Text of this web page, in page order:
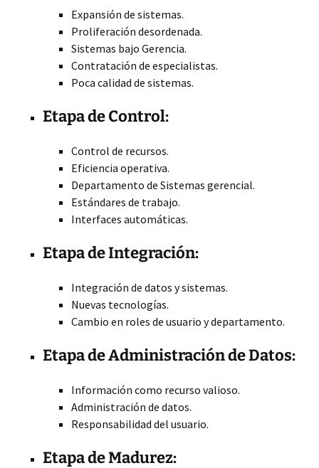
Expansión de sistemas.
Proliferación desordenada.
Sistemas bajo Gerencia.
Contratación de especialistas.
Poca calidad de sistemas.
Etapa de Control:
Control de recursos.
Eficiencia operativa.
Departamento de Sistemas gerencial.
Estándares de trabajo.
Interfaces automáticas.
Etapa de Integración:
Integración de datos y sistemas.
Nuevas tecnologías.
Cambio en roles de usuario y departamento.
Etapa de Administración de Datos:
Información como recurso valioso.
Administración de datos.
Responsabilidad del usuario.
Etapa de Madurez: